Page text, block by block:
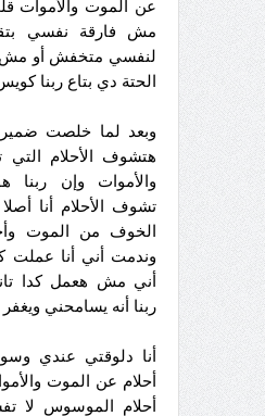
عن الموت والأموات
مش فارقة نفسي
لنفسي متخفش أو مش
الحتة دي بتاع ربنا
وبعد لما خلصت
هتشوف الأحلام
والأموات وإن ربنا
تشوف الأحلام أنا
الخوف من الموت
وندمت أني أنا عملت
أني مش هعمل كدا
ربنا أنه يسامحني
أنا دلوقتي عندي
أحلام عن الموت
أحلام الموسوس لا